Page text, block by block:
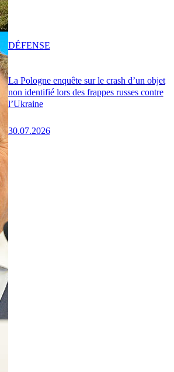
La Pologne enquête sur le crash d’un objet
non identifié lors des frappes russes contre
l’Ukraine
30.07.2026
DÉFENSE